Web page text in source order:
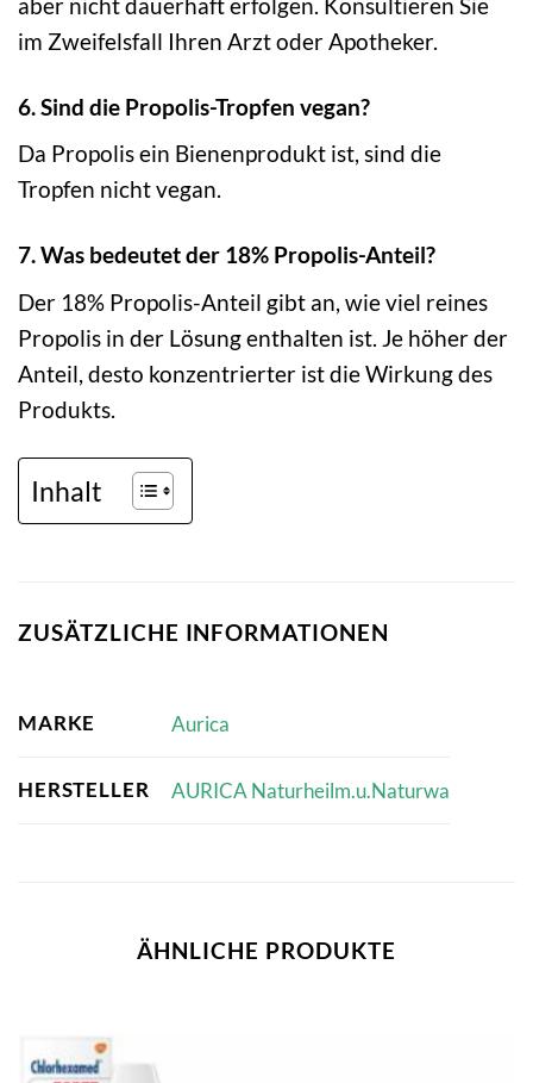
im Zweifelsfall Ihren Arzt oder Apotheker.
6. Sind die Propolis-Tropfen vegan?
Da Propolis ein Bienenprodukt ist, sind die
Tropfen nicht vegan.
7. Was bedeutet der 18% Propolis-Anteil?
Der 18% Propolis-Anteil gibt an, wie viel reines
Propolis in der Lösung enthalten ist. Je höher der
Anteil, desto konzentrierter ist die Wirkung des
Produkts.
Inhalt
ZUSÄTZLICHE INFORMATIONEN
MARKE Aurica
HERSTELLER AURICA Naturheilm.u.Naturwa
ÄHNLICHE PRODUKTE